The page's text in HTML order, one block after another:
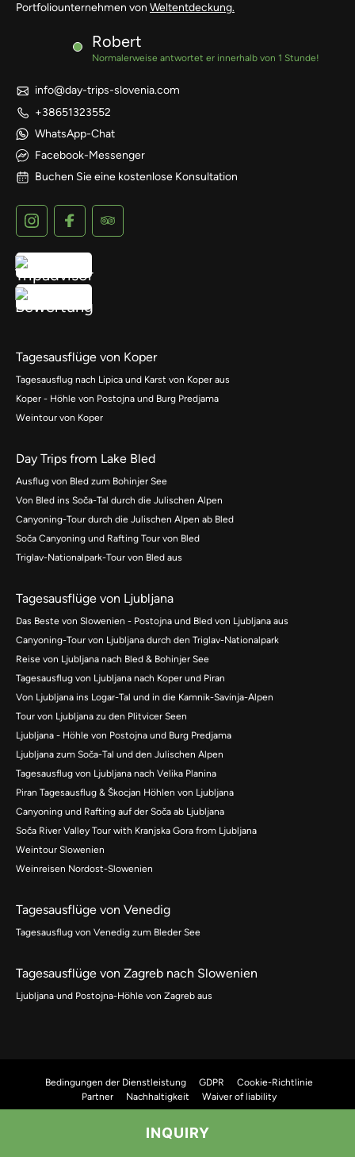
Portfoliounternehmen von Weltentdeckung.
Robert
Normalerweise antwortet er innerhalb von 1 Stunde!
info@day-trips-slovenia.com
+38651323552
WhatsApp-Chat
Facebook-Messenger
Buchen Sie eine kostenlose Konsultation
Tagesausflüge von Koper
Tagesausflug nach Lipica und Karst von Koper aus
Koper - Höhle von Postojna und Burg Predjama
Weintour von Koper
Day Trips from Lake Bled
Ausflug von Bled zum Bohinjer See
Von Bled ins Soča-Tal durch die Julischen Alpen
Canyoning-Tour durch die Julischen Alpen ab Bled
Soča Canyoning und Rafting Tour von Bled
Triglav-Nationalpark-Tour von Bled aus
Tagesausflüge von Ljubljana
Das Beste von Slowenien - Postojna und Bled von Ljubljana aus
Canyoning-Tour von Ljubljana durch den Triglav-Nationalpark
Reise von Ljubljana nach Bled & Bohinjer See
Tagesausflug von Ljubljana nach Koper und Piran
Von Ljubljana ins Logar-Tal und in die Kamnik-Savinja-Alpen
Tour von Ljubljana zu den Plitvicer Seen
Ljubljana - Höhle von Postojna und Burg Predjama
Ljubljana zum Soča-Tal und den Julischen Alpen
Tagesausflug von Ljubljana nach Velika Planina
Piran Tagesausflug & Škocjan Höhlen von Ljubljana
Canyoning und Rafting auf der Soča ab Ljubljana
Soča River Valley Tour with Kranjska Gora from Ljubljana
Weintour Slowenien
Weinreisen Nordost-Slowenien
Tagesausflüge von Venedig
Tagesausflug von Venedig zum Bleder See
Tagesausflüge von Zagreb nach Slowenien
Ljubljana und Postojna-Höhle von Zagreb aus
Bedingungen der Dienstleistung GDPR
Cookie-Richtlinie
Partner
Nachhaltigkeit Waiver of liability